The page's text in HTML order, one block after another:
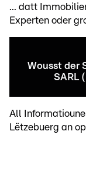
... datt
Experten oder
Wousst der
SARL
All
Lëtzebuerg an op